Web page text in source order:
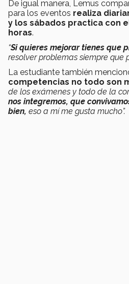
De igual manera, Lemus
para los eventos realiza
y los sábados practica con
horas.
“Si quieres mejorar tienes que
resolver problemas siempre que
La estudiante también
competencias no todo son
de los exámenes y todo de la
nos integremos, que
bien, eso a mí me gusta mucho”.